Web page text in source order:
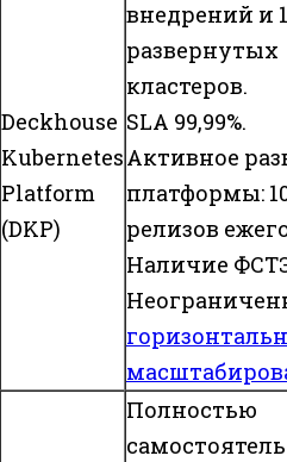
Deckhouse
Kubernetes
Platform
(DKP)
внедрений и
развернутых
кластеров.
SLA 99,99%.
Активное
платформы:
релизов
Наличие
Полностью